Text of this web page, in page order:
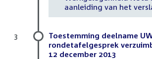
aanleiding van het
Toestemming deelname
rondetafelgesprek
12 december 2013
3